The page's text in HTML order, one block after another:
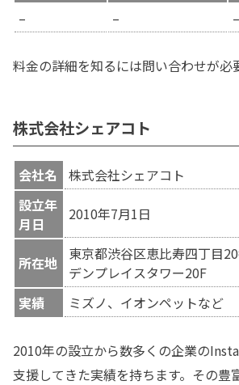
–
– –
料金の詳細を知るには問い合わせが必
株式会社シェアコト
会社名
株式会社シェアコト
設立年
月日
2010年7月1日
所在地
東京都渋谷区恵比寿四丁目
デンプレイスタワー20F
実績
ミズノ、イオンペットなど
2010年の設立から数多くの企業の
支援してきた実績を持ちます。その豊